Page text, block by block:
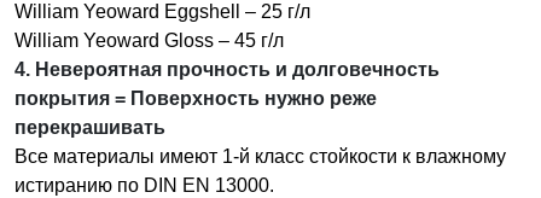
William Yeoward Eggshell – 25 г/л
William Yeoward Gloss – 45 г/л
4. Невероятная прочность и долговечность
покрытия = Поверхность нужно реже
перекрашивать
Все материалы имеют 1-й класс стойкости к влажному
истиранию по DIN EN 13000.